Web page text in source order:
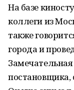
На базе
коллеги из
также
города и
постановщика,